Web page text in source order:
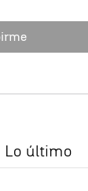
Lo último